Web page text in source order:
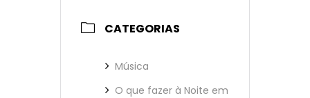
CATEGORIAS
Música
O que fazer à Noite em